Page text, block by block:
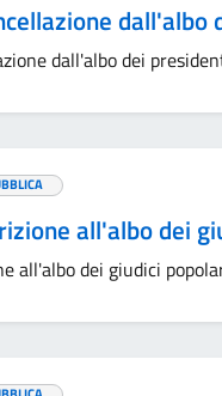
dall'albo dei
all'albo dei
all'albo dei giudici